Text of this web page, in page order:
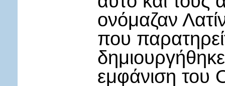
ονόμαζαν
που
εμφάνιση του